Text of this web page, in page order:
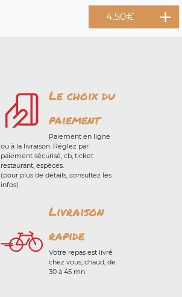
4.50€
Le choix du
paiement
Paiement en ligne
ou à la livraison. Réglez par
paiement sécurisé, cb, ticket
restaurant, espèces.
(pour plus de détails, consultez les
infos)
Livraison
rapide
Votre repas est livré
chez vous, chaud, de
30 à 45 mn.